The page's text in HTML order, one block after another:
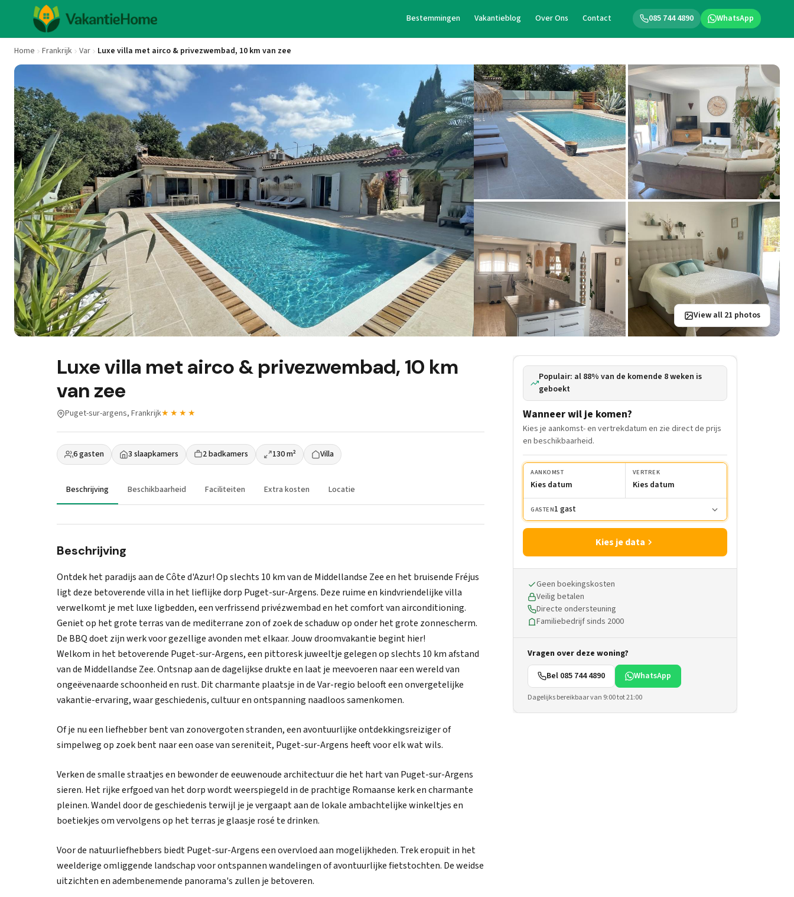
085 744 4890 WhatsApp
Bestemmingen Vakantieblog Over Ons Contact
Home Frankrijk Var Luxe villa met airco & privezwembad, 10 km van zee
View all 21 photos
Luxe villa met airco & privezwembad, 10 km
van zee
Puget-sur-argens, Frankrijk★★★★
6 gasten 3 slaapkamers 2 badkamers 130 m² Villa
Beschrijving Beschikbaarheid Faciliteiten Extra kosten Locatie
Beschrijving
Ontdek het paradijs aan de Côte d'Azur! Op slechts 10 km van de Middellandse Zee en het bruisende Fréjus
ligt deze betoverende villa in het lieflijke dorp Puget-sur-Argens. Deze ruime en kindvriendelijke villa
verwelkomt je met luxe ligbedden, een verfrissend privézwembad en het comfort van airconditioning.
Geniet op het grote terras van de mediterrane zon of zoek de schaduw op onder het grote zonnescherm.
De BBQ doet zijn werk voor gezellige avonden met elkaar. Jouw droomvakantie begint hier!
Welkom in het betoverende Puget-sur-Argens, een pittoresk juweeltje gelegen op slechts 10 km afstand
van de Middellandse Zee. Ontsnap aan de dagelijkse drukte en laat je meevoeren naar een wereld van
ongeëvenaarde schoonheid en rust. Dit charmante plaatsje in de Var-regio belooft een onvergetelijke
vakantie-ervaring, waar geschiedenis, cultuur en ontspanning naadloos samenkomen.
Of je nu een liefhebber bent van zonovergoten stranden, een avontuurlijke ontdekkingsreiziger of
simpelweg op zoek bent naar een oase van sereniteit, Puget-sur-Argens heeft voor elk wat wils.
Verken de smalle straatjes en bewonder de eeuwenoude architectuur die het hart van Puget-sur-Argens
sieren. Het rijke erfgoed van het dorp wordt weerspiegeld in de prachtige Romaanse kerk en charmante
pleinen. Wandel door de geschiedenis terwijl je je vergaapt aan de lokale ambachtelijke winkeltjes en
boetiekjes om vervolgens op het terras je glaasje rosé te drinken.
Voor de natuurliefhebbers biedt Puget-sur-Argens een overvloed aan mogelijkheden. Trek eropuit in het
weelderige omliggende landschap voor ontspannen wandelingen of avontuurlijke fietstochten. De weidse
uitzichten en adembenemende panorama's zullen je betoveren.
Populair: al 88% van de komende 8 weken is
geboekt
Wanneer wil je komen?
Kies je aankomst- en vertrekdatum en zie direct de prijs
en beschikbaarheid.
AANKOMST
Kies datum
VERTREK
Kies datum
GASTEN1 gast
Kies je data
Geen boekingskosten
Veilig betalen
Directe ondersteuning
Familiebedrijf sinds 2000
Vragen over deze woning?
Bel 085 744 4890
WhatsApp
Dagelijks bereikbaar van 9:00 tot 21:00